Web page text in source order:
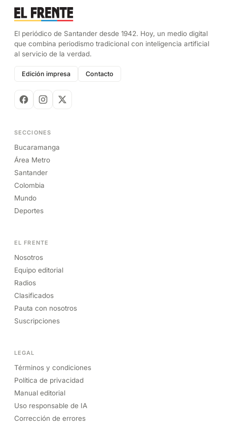
El periódico de Santander desde 1942. Hoy, un medio digital
que combina periodismo tradicional con inteligencia artificial
al servicio de la verdad.
Edición impresa Contacto
SECCIONES
Bucaramanga
Área Metro
Santander
Colombia
Mundo
Deportes
EL FRENTE
Nosotros
Equipo editorial
Radios
Clasificados
Pauta con nosotros
Suscripciones
LEGAL
Términos y condiciones
Política de privacidad
Manual editorial
Uso responsable de IA
Corrección de errores